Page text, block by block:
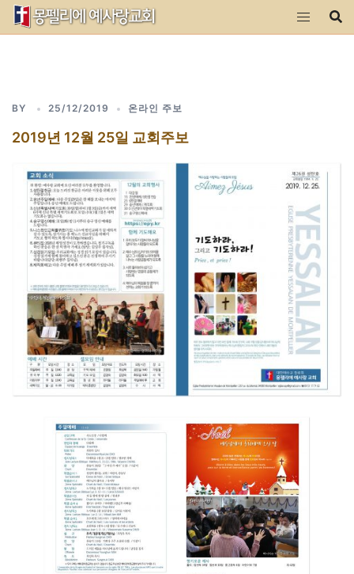
Skip
BY 25/12/2019 온라인 주보
2019년 12월 25일 교회주보